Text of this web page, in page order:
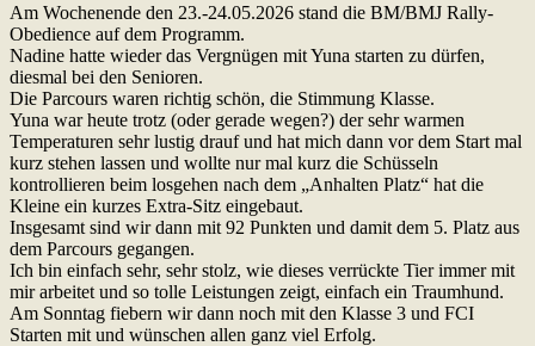
Am Wochenende den 23.-24.05.2026 stand die BM/BMJ Rally-
Obedience auf dem Programm.
Nadine hatte wieder das Vergnügen mit Yuna starten zu dürfen,
diesmal bei den Senioren.
Die Parcours waren richtig schön, die Stimmung Klasse.
Yuna war heute trotz (oder gerade wegen?) der sehr warmen
Temperaturen sehr lustig drauf und hat mich dann vor dem Start mal
kurz stehen lassen und wollte nur mal kurz die Schüsseln
kontrollieren beim losgehen nach dem „Anhalten Platz“ hat die
Kleine ein kurzes Extra-Sitz eingebaut.
Insgesamt sind wir dann mit 92 Punkten und damit dem 5. Platz aus
dem Parcours gegangen.
Ich bin einfach sehr, sehr stolz, wie dieses verrückte Tier immer mit
mir arbeitet und so tolle Leistungen zeigt, einfach ein Traumhund.
Am Sonntag fiebern wir dann noch mit den Klasse 3 und FCI
Starten mit und wünschen allen ganz viel Erfolg.